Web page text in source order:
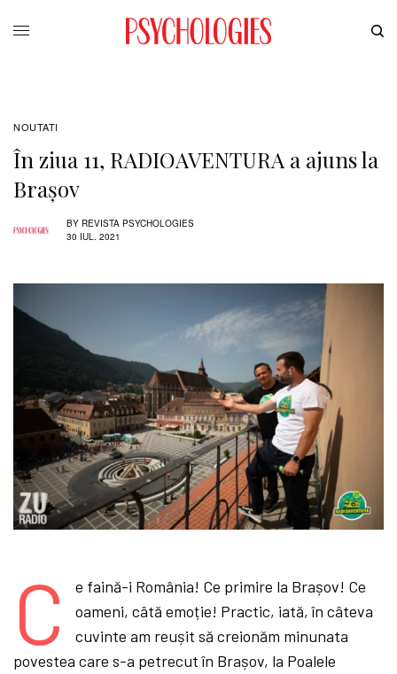
NOUTATI
În ziua 11, RADIOAVENTURA a ajuns la
Brașov
BY REVISTA PSYCHOLOGIES
30 IUL. 2021
C
e faină-i România! Ce primire la Brașov! Ce
oameni, câtă emoție! Practic, iată, în câteva
cuvinte am reușit să creionăm minunata
povestea care s-a petrecut în Brașov, la Poalele